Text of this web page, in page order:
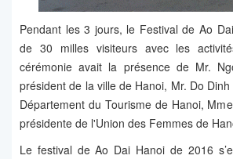
Pendant les 3 jours, le Festival de Ao
de 30 milles visiteurs avec les
cérémonie avait la présence de Mr.
président de la ville de Hanoi, Mr. Do
Département du Tourisme de Hanoi,
présidente de l'Union des Femmes de
Le festival de Ao Dai Hanoi de 2016